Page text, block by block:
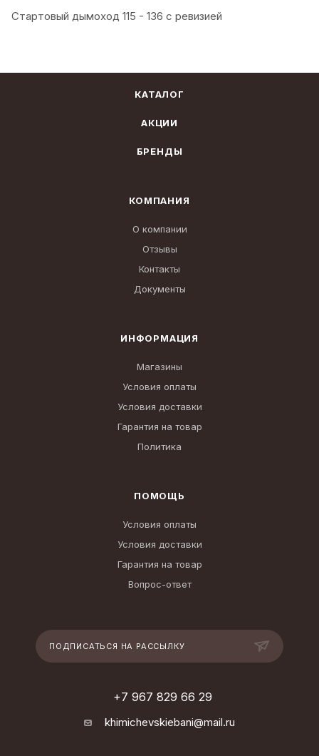
Стартовый дымоход 115 - 136 с ревизией
КАТАЛОГ
АКЦИИ
БРЕНДЫ
КОМПАНИЯ
О компании
Отзывы
Контакты
Документы
ИНФОРМАЦИЯ
Магазины
Условия оплаты
Условия доставки
Гарантия на товар
Политика
ПОМОЩЬ
Условия оплаты
Условия доставки
Гарантия на товар
Вопрос-ответ
ПОДПИСАТЬСЯ НА РАССЫЛКУ
+7 967 829 66 29
khimichevskiebani@mail.ru